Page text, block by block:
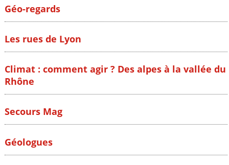
Géo-regards
Les rues de Lyon
Climat : comment agir ? Des alpes à la vallée du
Rhône
Secours Mag
Géologues